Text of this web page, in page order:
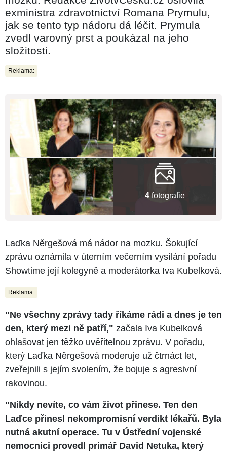
exministra zdravotnictví Romana Prymulu,
jak se tento typ nádoru dá léčit. Prymula
zvedl varovný prst a poukázal na jeho
složitosti.
Reklama:
4 fotografie
Laďka Něrgešová má nádor na mozku. Šokující
zprávu oznámila v úterním večerním vysílání pořadu
Showtime její kolegyně a moderátorka Iva Kubelková.
Reklama:
"Ne všechny zprávy tady říkáme rádi a dnes je ten
den, který mezi ně patří," začala Iva Kubelková
ohlašovat jen těžko uvěřitelnou zprávu. V pořadu,
který Laďka Něrgešová moderuje už čtrnáct let,
zveřejnili s jejím svolením, že bojuje s agresivní
rakovinou.
"Nikdy nevíte, co vám život přinese. Ten den
Laďce přinesl nekompromisní verdikt lékařů. Byla
nutná akutní operace. Tu v Ústřední vojenské
nemocnici provedl primář David Netuka, který